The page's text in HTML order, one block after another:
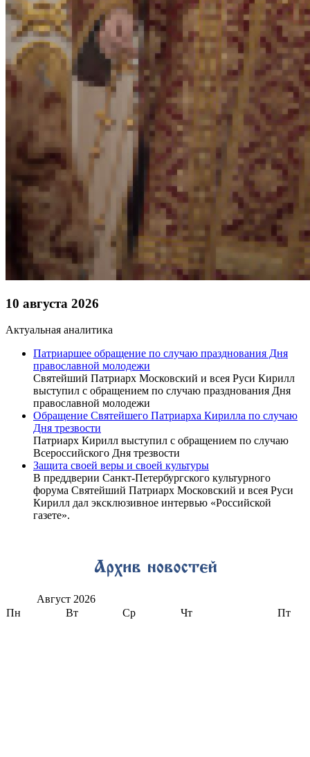
10 августа 2026
Актуальная аналитика
Патриаршее обращение по случаю празднования Дня
православной молодежи
Святейший Патриарх Московский и всея Руси Кирилл
выступил с обращением по случаю празднования Дня
православной молодежи
Обращение Святейшего Патриарха Кирилла по случаю
Дня трезвости
Патриарх Кирилл выступил с обращением по случаю
Всероссийского Дня трезвости
Защита своей веры и своей культуры
В преддверии Санкт-Петербургского культурного
форума Святейший Патриарх Московский и всея Руси
Кирилл дал эксклюзивное интервью «Российской
газете».
Август 2026
Пн
Вт Ср Чт Пт